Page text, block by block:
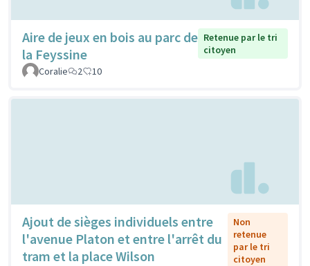
Aire de jeux en bois au parc de
la Feyssine
Retenue par le tri
citoyen
Coralie
2 10
Ajout de sièges individuels entre
l'avenue Platon et entre l'arrêt du
tram et la place Wilson
Non
retenue
par le tri
citoyen